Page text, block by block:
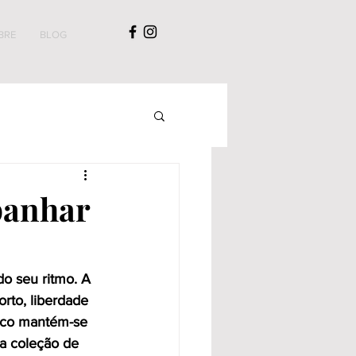
BLOG
seu ritmo. A
liberdade
mantém-se
coleção de